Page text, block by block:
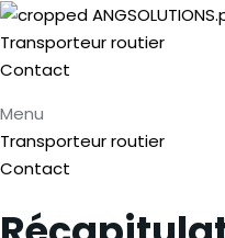
Transporteur routier
Contact
Menu
Transporteur routier
Contact